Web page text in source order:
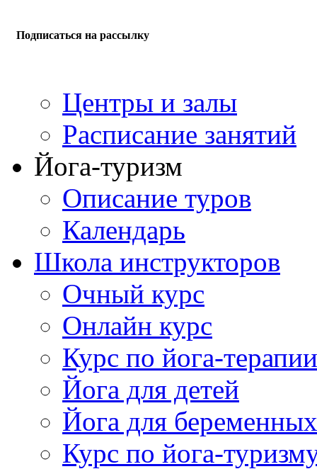
Подписаться на рассылку
Центры и залы
Расписание занятий
Йога-туризм
Описание туров
Календарь
Школа инструкторов
Очный курс
Онлайн курс
Курс по йога-терапии
Йога для детей
Йога для беременных
Курс по йога-